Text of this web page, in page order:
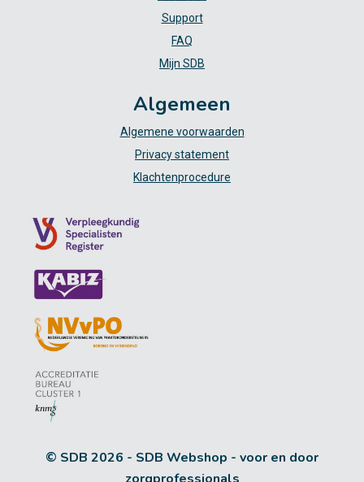
Support
FAQ
Mijn SDB
Algemeen
Algemene voorwaarden
Privacy statement
Klachtenprocedure
© SDB 2026 - SDB Webshop - voor en door